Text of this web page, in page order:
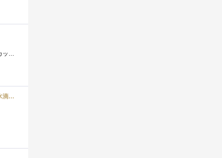
【布団】≡ヾ(*ﾟ▽ﾟ)ﾉｺﾝﾊﾞﾝﾜｰ♪ 硬い足の車高短に爆光ドライビングライト（車検非対応）を付けて光軸跳ねてると今でもカッコい...
単